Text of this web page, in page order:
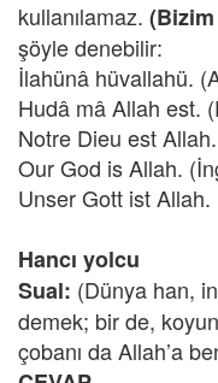
kullanılamaz. (Bizim
şöyle denebilir:
İlahünâ hüvallahü.
Hudâ mâ Allah est.
Notre Dieu est
Our God is Allah.
Unser Gott ist
Hancı yolcu
Sual: (Dünya han,
demek; bir de,
çobanı da Allah’a